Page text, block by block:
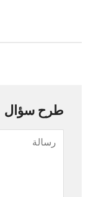
طرح سؤال